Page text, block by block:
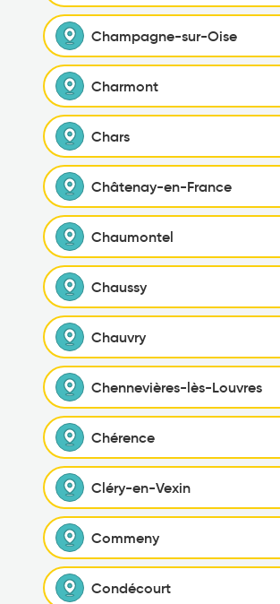
Champagne-sur-Oise
Charmont
Chars
Châtenay-en-France
Chaumontel
Chaussy
Chauvry
Chennevières-lès-Louvres
Chérence
Cléry-en-Vexin
Commeny
Condécourt